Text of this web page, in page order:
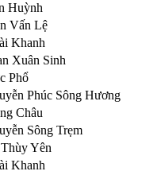
Huỳnh
Vấn Lệ
Khanh
Xuân Sinh
Phổ
Phúc Sông Hương
Châu
Sông Trẹm
Yên
Khanh